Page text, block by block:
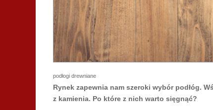
podłogi drewniane
Rynek zapewnia nam szeroki wybór podłóg.
z kamienia. Po które z nich warto sięgnąć?